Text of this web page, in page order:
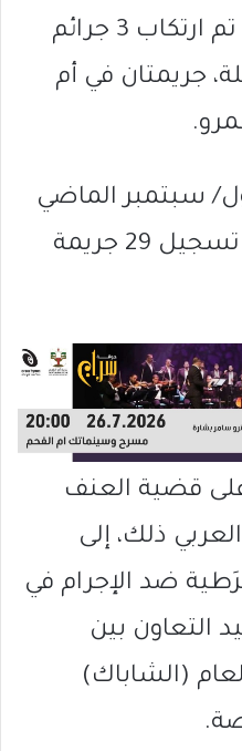
وفي فترة اندلاع الحرب تم ارتكاب 3 جرائم
جريمتان في أم
سبتمبر الماضي
كان الأكثر دموية، إذ تم تسجيل 29 جريمة
قضية العنف
ذلك، إلى
ضد الإجرام في
التعاون بين
(الشاباك)